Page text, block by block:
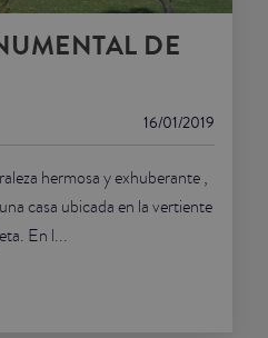
DE
16/01/2019
hermosa y exhuberante ,
casa ubicada en la vertiente
En l...